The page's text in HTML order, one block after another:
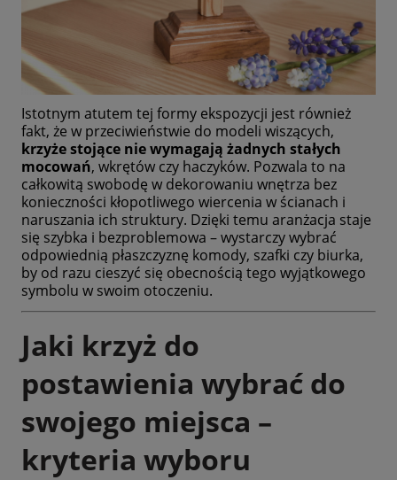
Istotnym atutem tej formy ekspozycji jest również
fakt, że w przeciwieństwie do modeli wiszących,
krzyże stojące nie wymagają żadnych stałych
mocowań, wkrętów czy haczyków. Pozwala to na
całkowitą swobodę w dekorowaniu wnętrza bez
konieczności kłopotliwego wiercenia w ścianach i
naruszania ich struktury. Dzięki temu aranżacja staje
się szybka i bezproblemowa – wystarczy wybrać
odpowiednią płaszczyznę komody, szafki czy biurka,
by od razu cieszyć się obecnością tego wyjątkowego
symbolu w swoim otoczeniu.
Jaki krzyż do
postawienia wybrać do
swojego miejsca –
kryteria wyboru